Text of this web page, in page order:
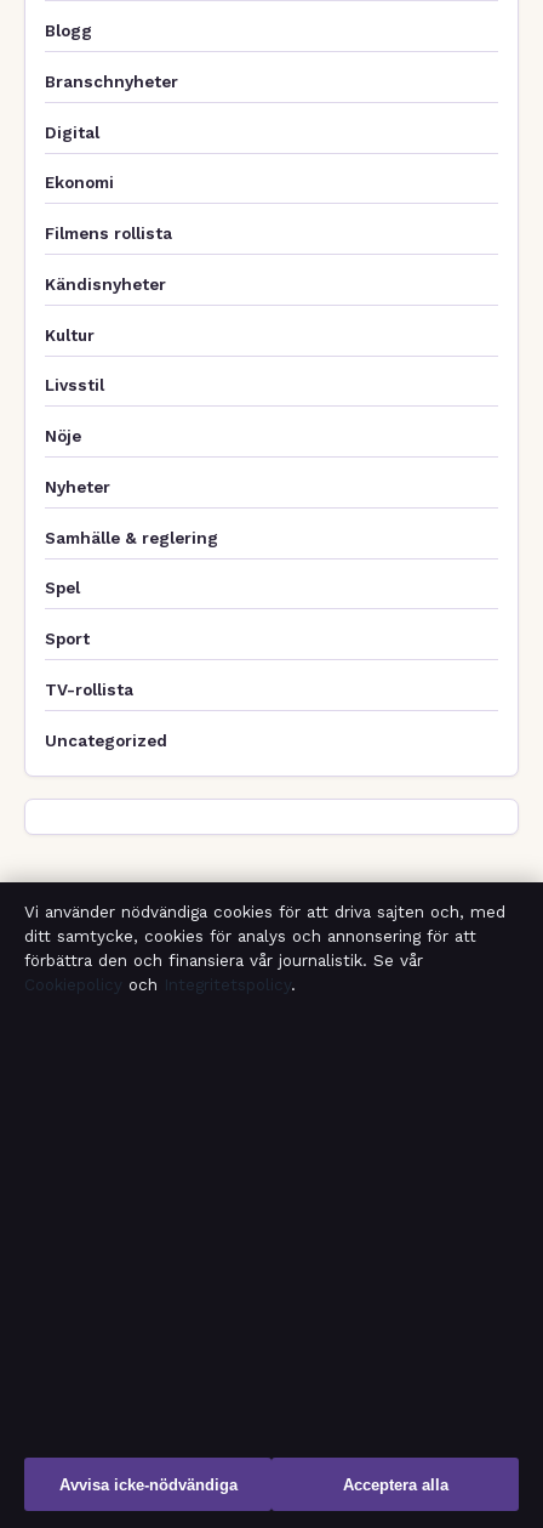
Blogg
Branschnyheter
Digital
Ekonomi
Filmens rollista
Kändisnyheter
Kultur
Livsstil
Nöje
Nyheter
Samhälle & reglering
Spel
Sport
TV-rollista
Uncategorized
OM OSS
FÖRTROENDE &
STANDARDER
Vi använder nödvändiga cookies för att driva sajten och, med
ditt samtycke, cookies för analys och annonsering för att
förbättra den och finansiera vår journalistik. Se vår
Cookiepolicy och Integritetspolicy.
Avvisa icke-nödvändiga Acceptera alla